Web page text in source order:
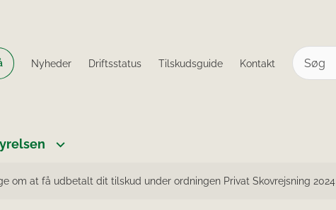
Nyheder Driftsstatus Tilskudsguide Kontakt
om at få udbetalt dit tilskud under ordningen Privat Skovrejsning 2024